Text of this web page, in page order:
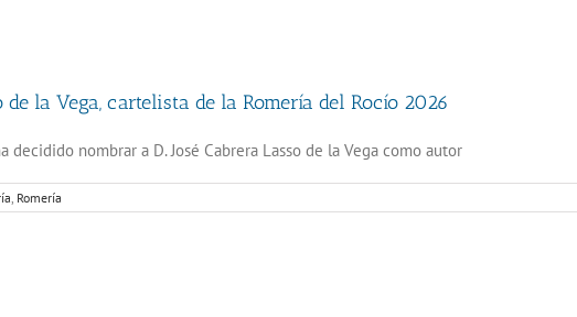
de la Vega, cartelista de la Romería del Rocío 2026
decidido nombrar a D. José Cabrera Lasso de la Vega como autor
Romería